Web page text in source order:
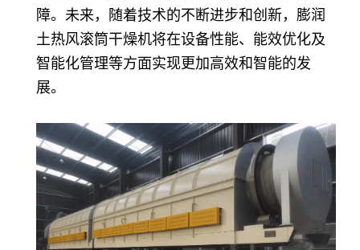
障。未来，随着技术的不断进步和创新，膨润
土热风滚筒干燥机将在设备性能、能效优化及
智能化管理等方面实现更加高效和智能的发
展。